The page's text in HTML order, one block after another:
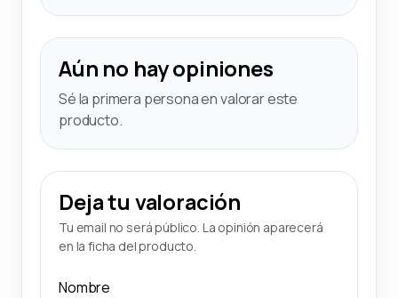
Aún no hay opiniones
Sé la primera persona en valorar este
producto.
Deja tu valoración
Tu email no será público. La opinión aparecerá
en la ficha del producto.
Nombre